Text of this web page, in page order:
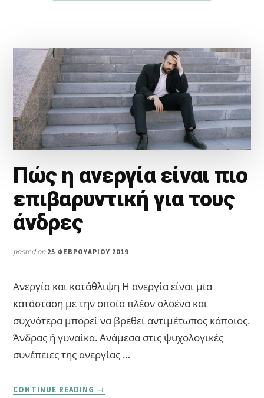
Πώς η ανεργία είναι πιο
επιβαρυντική για τους
άνδρες
posted on 25 ΦΕΒΡΟΥΑΡΊΟΥ 2019
Ανεργία και κατάθλιψη Η ανεργία είναι μια
κατάσταση με την οποία πλέον ολοένα και
συχνότερα μπορεί να βρεθεί αντιμέτωπος κάποιος.
Άνδρας ή γυναίκα. Ανάμεσα στις ψυχολογικές
συνέπειες της ανεργίας …
CONTINUE READING →